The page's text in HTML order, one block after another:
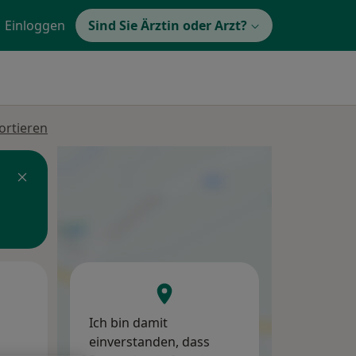
Einloggen Sind Sie Ärztin oder Arzt?
Ich bin damit
einverstanden, dass